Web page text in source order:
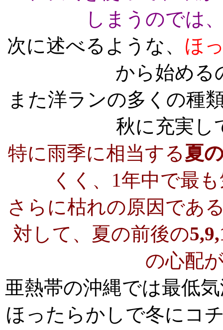
しまうのでは
次に述べるような、 ほ
から始める
また洋ランの多くの種
秋に充実し
特に雨季に相当する夏
くく、1年中で最
さらに枯れの原因であ
対して、夏の前後の
の心配
亜熱帯の沖縄では最低
ほったらかしで冬にコ